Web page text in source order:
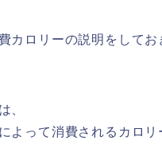
カロリーの説明をしてお
、
よって消費されるカロリ